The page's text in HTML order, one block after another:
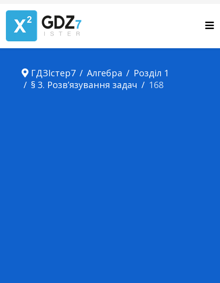
ГДЗІстер7 Алгебра
Розділ 1
§ 3. Розв’язування задач
168